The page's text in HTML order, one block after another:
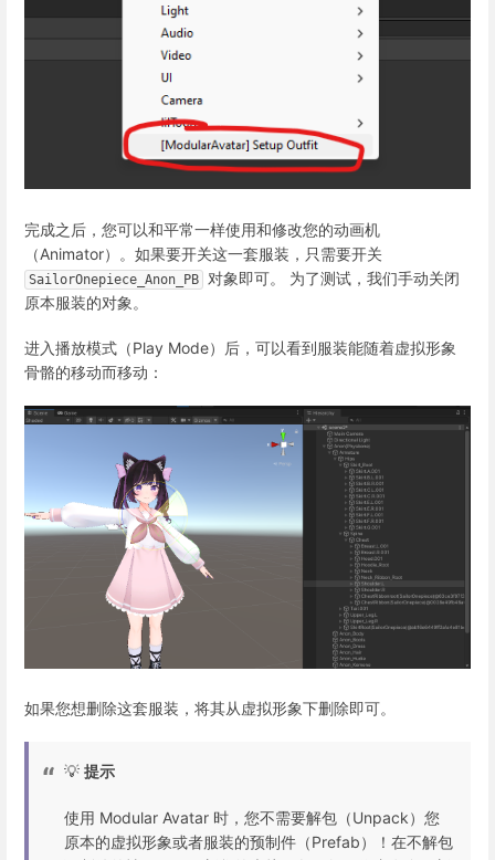
完成之后，您可以和平常一样使用和修改您的动画机
（Animator）。如果要开关这一套服装，只需要开关
SailorOnepiece_Anon_PB
对象即可。 为了测试，我们手动关闭
原本服装的对象。
进入播放模式（Play Mode）后，可以看到服装能随着虚拟形象
骨骼的移动而移动：
如果您想删除这套服装，将其从虚拟形象下删除即可。
💡 提示
使用 Modular Avatar 时，您不需要解包（Unpack）您
原本的虚拟形象或者服装的预制件（Prefab）！在不解包